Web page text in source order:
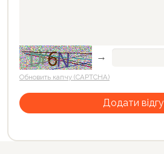
→
Обновить капчу (CAPTCHA)